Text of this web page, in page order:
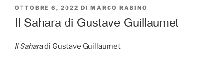
PUBBLICATO
OTTOBRE 6, 2022 DI MARCO RABINO
Il Sahara di Gustave Guillaumet
Il Saharadi Gustave Guillaumet